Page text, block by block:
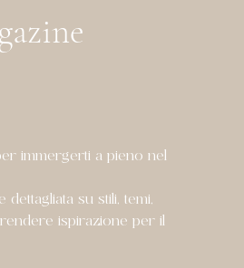
immergerti a pieno nel
dettagliata su stili, temi,
ispirazione per il